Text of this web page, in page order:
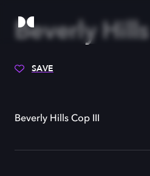
Beverly
SAVE
Beverly Hills Cop III